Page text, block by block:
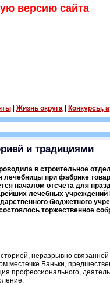
версию сайта
| Жизнь округа| Конкурсы,
и традициями
в строительное
лечебницы при фабрике
началом отсчета для
лечебных
бюджетного
торжественное
неразрывно
местечке Баньки,
профессионального,